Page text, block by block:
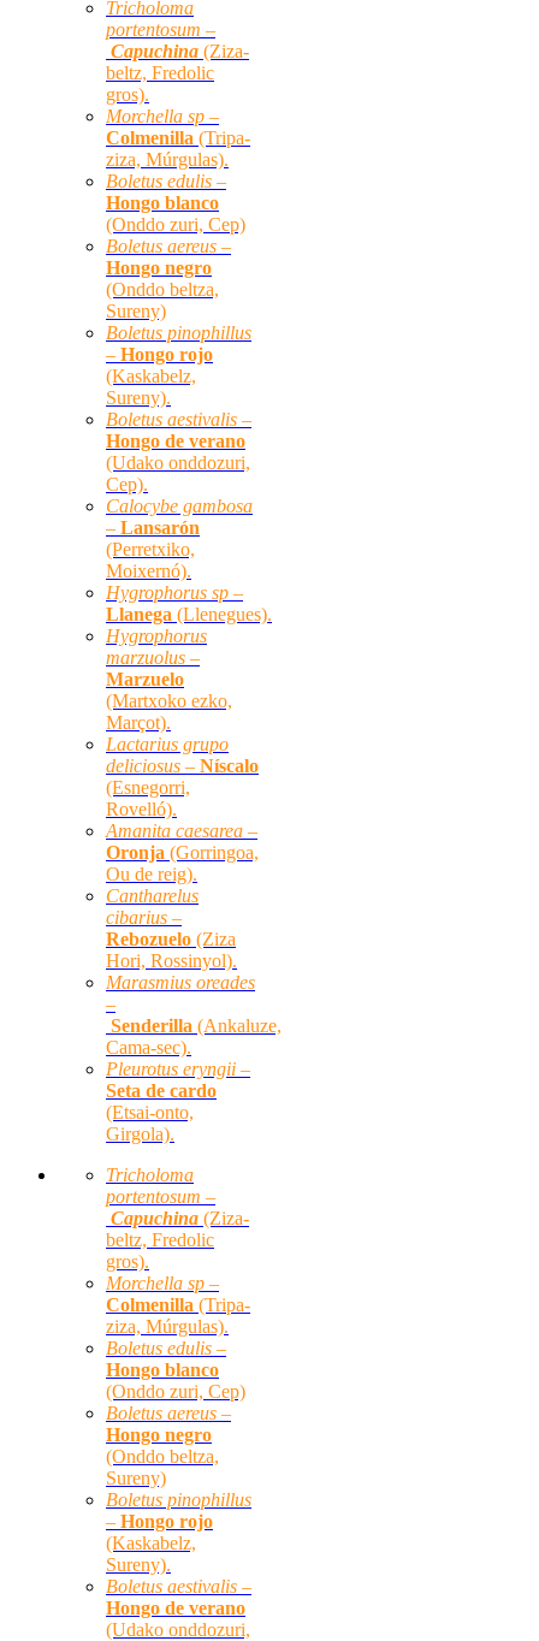
Tricholoma
portentosum –
Capuchina (Ziza-
beltz, Fredolic
gros).
Morchella sp –
Colmenilla (Tripa-
ziza, Múrgulas).
Boletus edulis –
Hongo blanco
(Onddo zuri, Cep)
Boletus aereus –
Hongo negro
(Onddo beltza,
Sureny)
Boletus pinophillus
– Hongo rojo
(Kaskabelz,
Sureny).
Boletus aestivalis –
Hongo de verano
(Udako onddozuri,
Cep).
Calocybe gambosa
– Lansarón
(Perretxiko,
Moixernó).
Hygrophorus sp –
Llanega (Llenegues).
Hygrophorus
marzuolus –
Marzuelo
(Martxoko ezko,
Marçot).
Lactarius grupo
deliciosus – Níscalo
(Esnegorri,
Rovelló).
Amanita caesarea –
Oronja (Gorringoa,
Ou de reig).
Cantharelus
cibarius –
Rebozuelo (Ziza
Hori, Rossinyol).
Marasmius oreades
–
Senderilla (Ankaluze,
Cama-sec).
Pleurotus eryngii –
Seta de cardo
(Etsai-onto,
Girgola).
Tricholoma
portentosum –
Capuchina (Ziza-
beltz, Fredolic
gros).
Morchella sp –
Colmenilla (Tripa-
ziza, Múrgulas).
Boletus edulis –
Hongo blanco
(Onddo zuri, Cep)
Boletus aereus –
Hongo negro
(Onddo beltza,
Sureny)
Boletus pinophillus
– Hongo rojo
(Kaskabelz,
Sureny).
Boletus aestivalis –
Hongo de verano
(Udako onddozuri,